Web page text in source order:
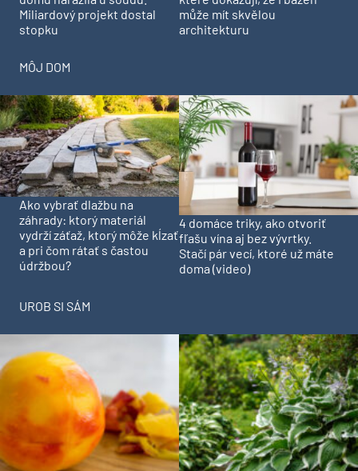
Miliardový projekt dostal
stopku
může mít skvělou
architekturu
MÔJ DOM
Ako vybrať dlažbu na
záhrady: ktorý materiál
vydrží záťaž, ktorý môže kĺzať
a pri čom rátať s častou
údržbou?
4 domáce triky, ako otvoriť
fľašu vína aj bez vývrtky.
Stačí pár vecí, ktoré už máte
doma (video)
UROB SI SÁM